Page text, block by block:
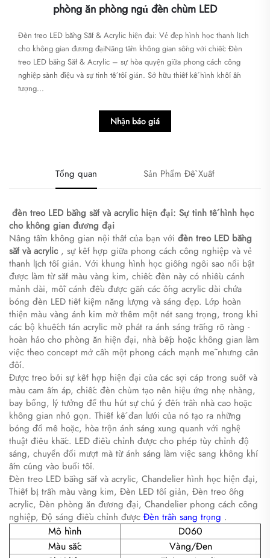
phòng ăn phòng ngủ đèn chùm LED
​​Đèn treo LED bằng Sắt & Acrylic hiện đại: Vẻ đẹp hình học thanh lịch
cho không gian đương đại​​Nâng tầm không gian sống với chiếc ​​Đèn
treo LED bằng Sắt & Acrylic​​ – sự hòa quyện giữa phong cách công
nghiệp sành điệu và sự tinh tế tối giản. Sở hữu thiết kế hình khối ấn
tượng...
Nhận báo giá
Tổng quan Sản Phẩm Đề Xuất
đèn treo LED bằng sắt và acrylic hiện đại: Sự tinh tế hình học
cho không gian đương đại
Nâng tầm không gian nội thất của bạn với đèn treo LED bằng
sắt và acrylic , sự kết hợp giữa phong cách công nghiệp và vẻ
thanh lịch tối giản. Với khung hình học giống ngôi sao nổi bật
được làm từ sắt màu vàng kim, chiếc đèn này có nhiều cánh
mảnh dài, mỗi cánh đều được gắn các ống acrylic dài chứa
bóng đèn LED tiết kiệm năng lượng và sáng đẹp. Lớp hoàn
thiện màu vàng ánh kim mờ thêm một nét sang trọng, trong khi
các bộ khuếch tán acrylic mờ phát ra ánh sáng trắng rõ ràng -
hoàn hảo cho phòng ăn hiện đại, nhà bếp hoặc không gian làm
việc theo concept mở cần một phong cách mạnh mẽ nhưng cân
đối.
Được treo bởi sự kết hợp hiện đại của các sợi cáp trong suốt và
màu cam ấm áp, chiếc đèn chùm tạo nên hiệu ứng nhẹ nhàng,
bay bổng, lý tưởng để thu hút sự chú ý đến trần nhà cao hoặc
không gian nhỏ gọn. Thiết kế đan lưới của nó tạo ra những
bóng đổ mê hoặc, hòa trộn ánh sáng xung quanh với nghệ
thuật điêu khắc. LED điều chỉnh được cho phép tùy chỉnh độ
sáng, chuyển đổi mượt mà từ ánh sáng làm việc sang không khí
ấm cúng vào buổi tối.
Đèn treo LED bằng sắt và acrylic, Chandelier hình học hiện đại,
Thiết bị trần màu vàng kim, Đèn LED tối giản, Đèn treo ống
acrylic, Đèn phòng ăn đương đại, Chandelier phong cách công
nghiệp, Độ sáng điều chỉnh được Đèn trần sang trọng .
Mô hình
D060
Màu sắc
Vàng/Đen